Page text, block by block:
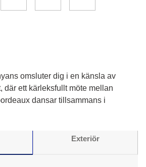
omsluter dig i en känsla av
där ett kärleksfullt möte mellan
dansar tillsammans i
Exteriör